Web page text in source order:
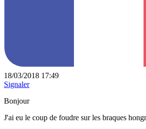
18/03/2018 17:49
Signaler
Bonjour
J'ai eu le coup de foudre sur les braques